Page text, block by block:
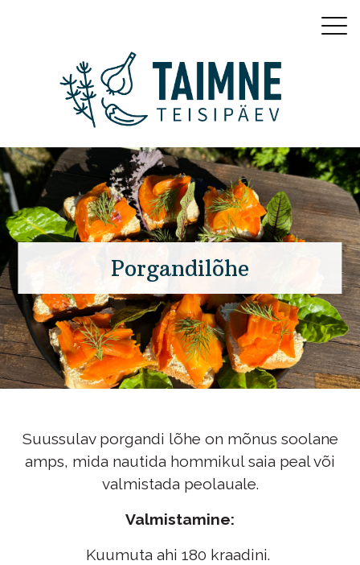
Porgandilõhe
Suussulav porgandi lõhe on mõnus soolane
amps, mida nautida hommikul saia peal või
valmistada peolauale.
Valmistamine:
Kuumuta ahi 180 kraadini.